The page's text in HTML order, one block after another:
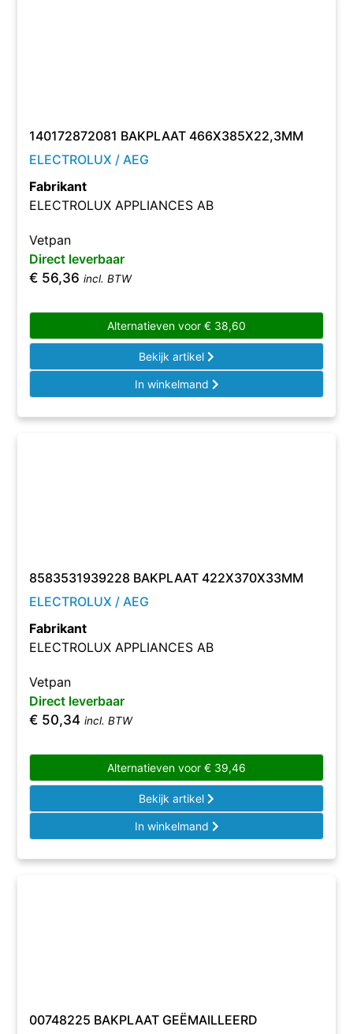
140172872081 BAKPLAAT 466X385X22,3MM
ELECTROLUX / AEG
Fabrikant
ELECTROLUX APPLIANCES AB
Vetpan
Direct leverbaar
€ 56,36 incl. BTW
Alternatieven voor € 38,60
Bekijk artikel
In winkelmand
8583531939228 BAKPLAAT 422X370X33MM
ELECTROLUX / AEG
Fabrikant
ELECTROLUX APPLIANCES AB
Vetpan
Direct leverbaar
€ 50,34 incl. BTW
Alternatieven voor € 39,46
Bekijk artikel
In winkelmand
00748225 BAKPLAAT GEËMAILLEERD